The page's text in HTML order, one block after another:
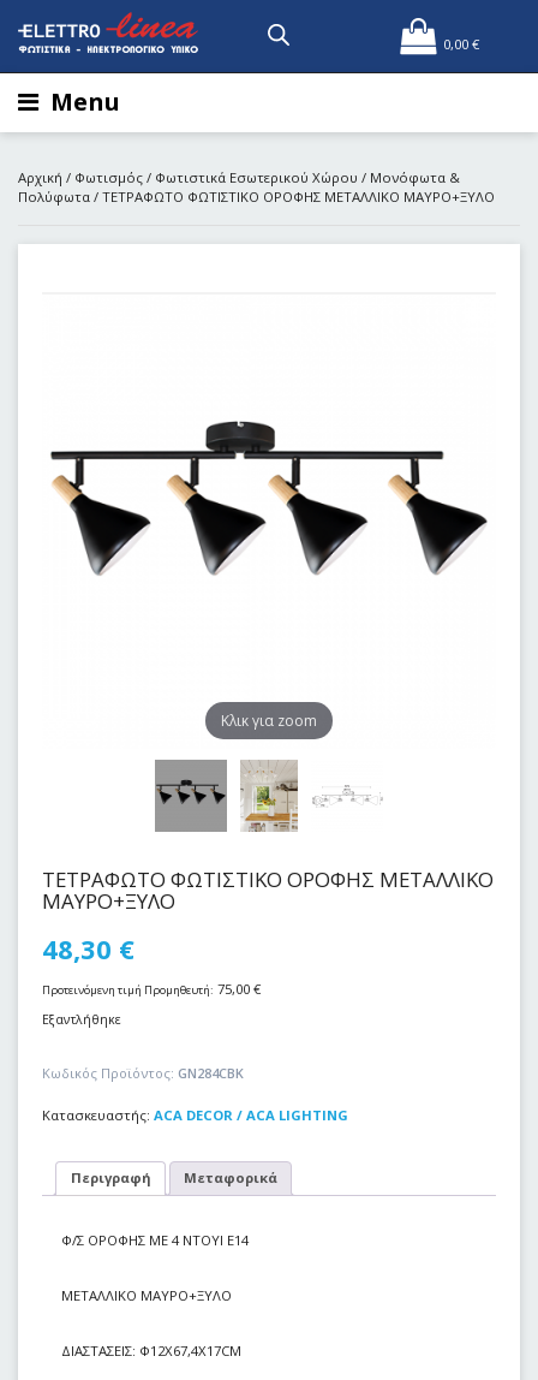
0,00 €
Menu
Αρχική / Φωτισμός / Φωτιστικά Εσωτερικού Χώρου / Μονόφωτα &
Πολύφωτα / TEΤΡAΦΩΤΟ ΦΩΤΙΣΤΙΚΟ ΟΡΟΦΗΣ ΜΕΤΑΛΛΙΚΟ ΜΑΥΡΟ+ΞΥΛΟ
Kλικ για zoom
TEΤΡAΦΩΤΟ ΦΩΤΙΣΤΙΚΟ ΟΡΟΦΗΣ ΜΕΤΑΛΛΙΚΟ
ΜΑΥΡΟ+ΞΥΛΟ
48,30 €
Προτεινόμενη τιμή Προμηθευτή: 75,00 €
Εξαντλήθηκε
Κωδικός Προϊόντος: GN284CΒΚ
Κατασκευαστής: ACA DECOR / ACA LIGHTING
Περιγραφή Μεταφορικά
Φ/Σ ΟΡΟΦΗΣ ΜΕ 4 ΝΤΟΥΙ Ε14
ΜΕΤΑΛΛΙΚΟ ΜΑΥΡΟ+ΞΥΛΟ
ΔΙΑΣΤΑΣΕΙΣ: Φ12Χ67,4Χ17CM